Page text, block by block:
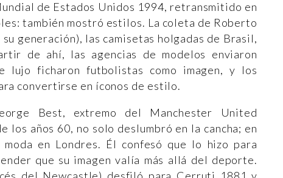
de Estados Unidos 1994, retransmitido en
también mostró estilos. La coleta de Roberto
generación), las camisetas holgadas de Brasil,
de ahí, las agencias de modelos enviaron
lujo ficharon futbolistas como imagen, y los
convertirse en íconos de estilo.
Best, extremo del Manchester United
los años 60, no solo deslumbró en la cancha; en
en Londres. Él confesó que lo hizo para
que su imagen valía más allá del deporte.